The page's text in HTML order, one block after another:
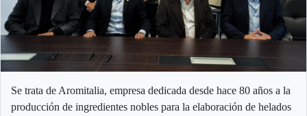
Se trata de Aromitalia, empresa dedicada desde hace 80 años a la
producción de ingredientes nobles para la elaboración de helados